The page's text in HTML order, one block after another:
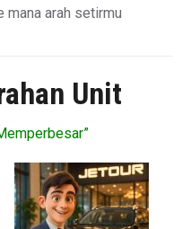
mana arah setirmu
Unit